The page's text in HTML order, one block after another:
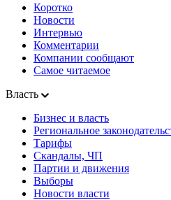
Коротко
Новости
Интервью
Комментарии
Компании сообщают
Самое читаемое
Власть
Бизнес и власть
Региональное
Тарифы
Скандалы, ЧП
Партии и движения
Выборы
Новости власти